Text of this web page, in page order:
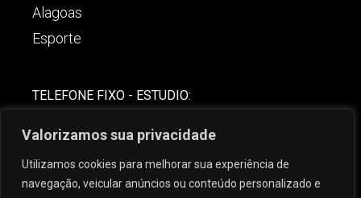
Valorizamos sua privacidade
Utilizamos cookies para melhorar sua experiência de
navegação, veicular anúncios ou conteúdo personalizado e
Alagoas
Esporte
TELEFONE FIXO - ESTUDIO:
(82) 99621-8806